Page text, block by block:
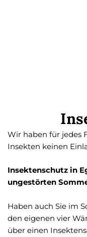
Wir haben für jedes
Insekten keinen
Insektenschutz in
ungestörten
Haben auch Sie im
den eigenen vier
über einen